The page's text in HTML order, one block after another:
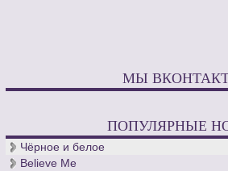
МЫ
ПОПУЛЯРНЫЕ
Чёрное и белое
Believe Me